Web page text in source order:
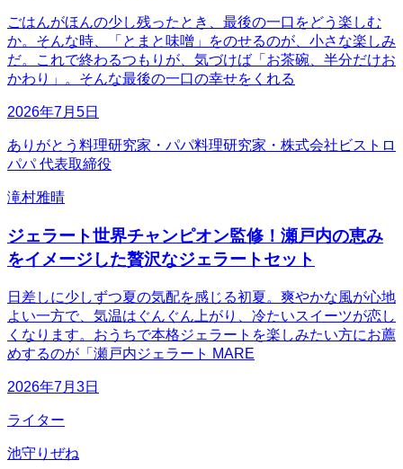
ごはんがほんの少し残ったとき、最後の一口をどう楽しむ
か。そんな時、「とまと味噌」をのせるのが、小さな楽しみ
だ。これで終わるつもりが、気づけば「お茶碗、半分だけお
かわり」。そんな最後の一口の幸せをくれる
2026年7月5日
ありがとう料理研究家・パパ料理研究家・株式会社ビストロ
パパ 代表取締役
滝村雅晴
ジェラート世界チャンピオン監修！瀬戸内の恵み
をイメージした贅沢なジェラートセット
日差しに少しずつ夏の気配を感じる初夏。爽やかな風が心地
よい一方で、気温はぐんぐん上がり、冷たいスイーツが恋し
くなります。おうちで本格ジェラートを楽しみたい方にお薦
めするのが「瀬戸内ジェラート MARE
2026年7月3日
ライター
池守りぜね